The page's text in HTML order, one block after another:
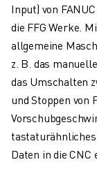
Input) von
die FFG Werke.
allgemeine
z. B. das
das Umschalten
und Stoppen von
tastaturähnliches
Daten in die CNC